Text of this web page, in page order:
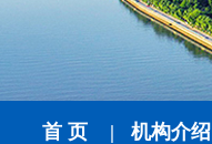
首 页 | 机构介绍